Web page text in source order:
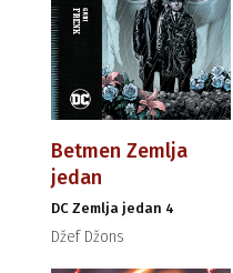
Betmen Zemlja
jedan
DC Zemlja jedan 4
Džef Džons